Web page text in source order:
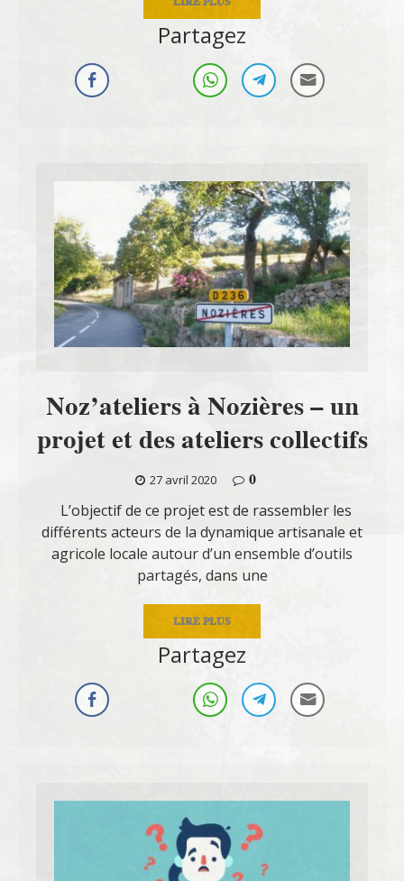
Partagez
Noz’ateliers à Nozières – un
projet et des ateliers collectifs
27 avril 2020
0
L’objectif de ce projet est de rassembler les
différents acteurs de la dynamique artisanale et
agricole locale autour d’un ensemble d’outils
partagés, dans une
LIRE PLUS
Partagez